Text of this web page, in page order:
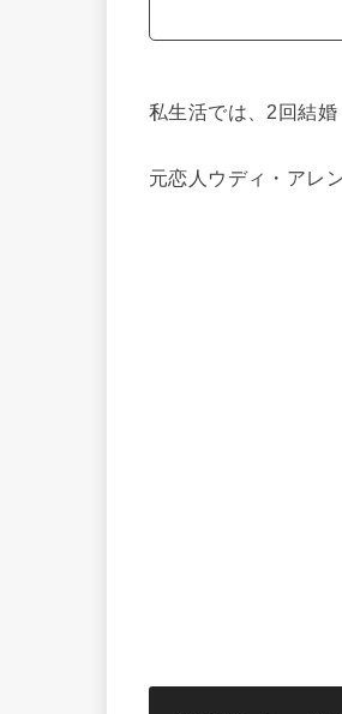
私生活では、2回結婚
元恋人ウディ・アレ